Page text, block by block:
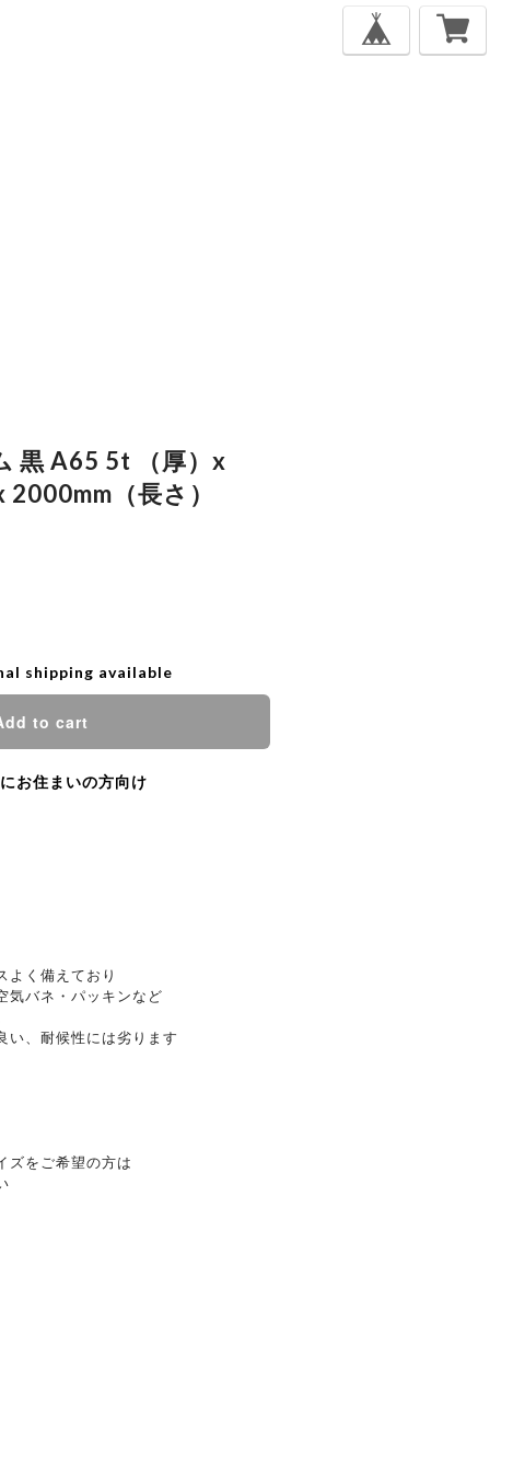
黒 A65 5t （厚）x
（長さ）
shipping available
to cart
お住まいの方向け
よく備えており
気バネ・パッキンなど
い、耐候性には劣ります
ズをご希望の方は